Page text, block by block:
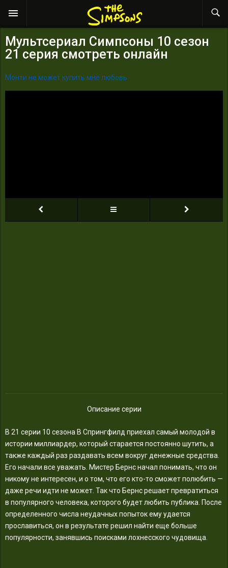
Мультсериал Симпсоны 10 сезон
21 серия смотреть онлайн
Монти не может купить мне любовь
Описание серии
В 21 серии 10 сезона В Спрингфилд приехал самый молодой в
истории миллиардер, который старается постоянно шутить, а
также каждый раз раздавать всем вокруг денежные средства.
Его начали все уважать. Мистер Бернс начал понимать, что он
никому не интересен, и о том, что его кто-то сможет полюбить —
даже речи идти не может. Так что Бернс решает превратиться
в популярного человека, которого будет любить публика. После
определенного числа неудачных попыток ему удается
прославиться, он в результате решил найти еще больше
популярности, занявшись поисками лохнесского чудовища.